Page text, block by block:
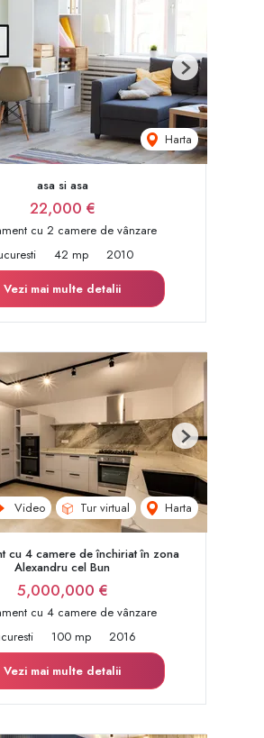
Harta
Next
asa si asa
22,000 €
cu 2 camere de vânzare
42 mp
2010
Vezi mai multe detalii
Video Tur virtual Harta
Next
cu 4 camere de închiriat în zona
Alexandru cel Bun
5,000,000 €
cu 4 camere de vânzare
100 mp
2016
Vezi mai multe detalii